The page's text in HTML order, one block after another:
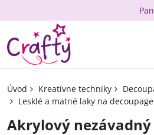
Úvod Kreatívne techniky
Lesklé a matné laky na decoupage
Akrylový